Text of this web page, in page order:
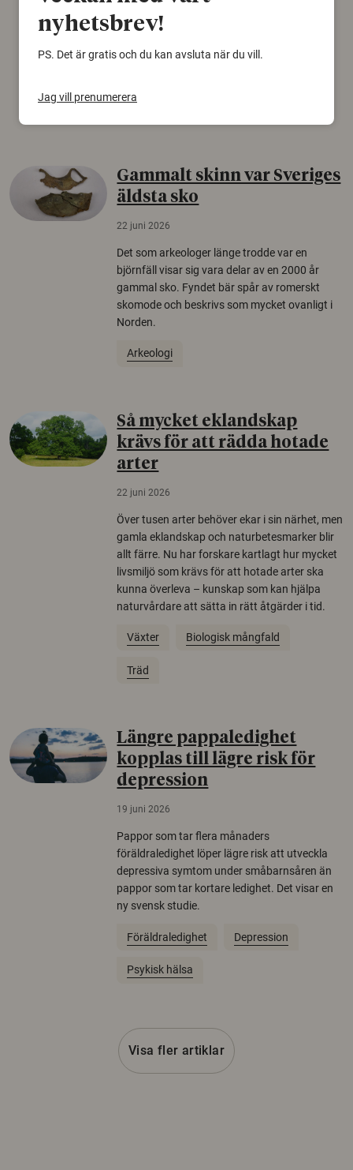
konspirationsteorier är ofta mer mottagliga
från Försvarshögskolan med deltagare i fyra
Gammalt skinn var Sveriges
äldsta sko
22 juni 2026
Det som arkeologer länge trodde var en
björnfäll visar sig vara delar av en 2000 år
gammal sko. Fyndet bär spår av romerskt
skomode och beskrivs som mycket ovanligt i
Norden.
Arkeologi
Så mycket eklandskap
krävs för att rädda hotade
arter
22 juni 2026
Över tusen arter behöver ekar i sin närhet, men
gamla eklandskap och naturbetesmarker blir
allt färre. Nu har forskare kartlagt hur mycket
livsmiljö som krävs för att hotade arter ska
kunna överleva – kunskap som kan hjälpa
naturvårdare att sätta in rätt åtgärder i tid.
Växter Biologisk mångfald
Träd
Längre pappaledighet
kopplas till lägre risk för
depression
19 juni 2026
Pappor som tar flera månaders
föräldraledighet löper lägre risk att utveckla
depressiva symtom under småbarnsåren än
pappor som tar kortare ledighet. Det visar en
ny svensk studie.
Föräldraledighet Depression
Psykisk hälsa
Visa fler artiklar
nyhetsbrev!
PS. Det är gratis och du kan avsluta när du vill.
Jag vill prenumerera